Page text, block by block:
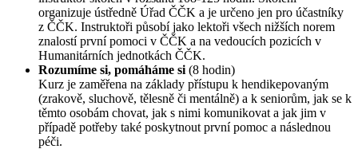
organizuje ústředně Úřad ČČK a je určeno jen pro účastníky
z ČČK. Instruktoři působí jako lektoři všech nižších norem
znalostí první pomoci v ČČK a na vedoucích pozicích v
Humanitárních jednotkách ČČK.
Rozumíme si, pomáháme si (8 hodin)
Kurz je zaměřena na základy přístupu k hendikepovaným
(zrakově, sluchově, tělesně či mentálně) a k seniorům, jak se k
těmto osobám chovat, jak s nimi komunikovat a jak jim v
případě potřeby také poskytnout první pomoc a následnou
péči.